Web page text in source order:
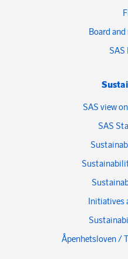
Board
SAS view
SAS
Initiatives
Åpenhetsloven /